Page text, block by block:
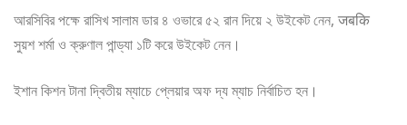
আরসিবির পক্ষে রাসিখ সালাম ডার ৪ ওভারে ৫২ রান দিয়ে ২ উইকেট নেন, जबकि
সুয়শ শর্মা ও ক্রুণাল পান্ড্যা ১টি করে উইকেট নেন।
ইশান কিশন টানা দ্বিতীয় ম্যাচে প্লেয়ার অফ দ্য ম্যাচ নির্বাচিত হন।